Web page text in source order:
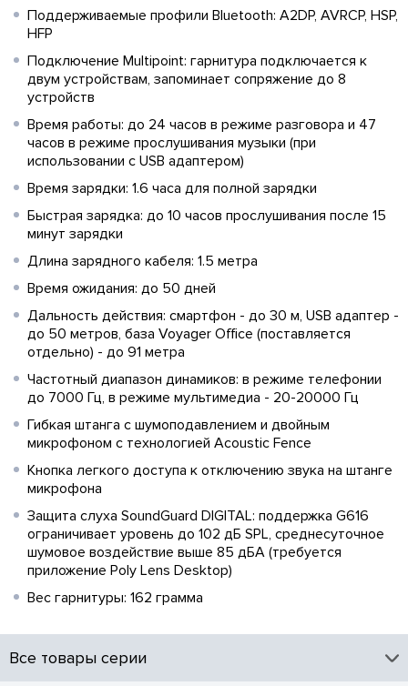
Поддерживаемые профили Bluetooth: A2DP, AVRCP, HSP,
HFP
Подключение Multipoint: гарнитура подключается к
двум устройствам, запоминает сопряжение до 8
устройств
Время работы: до 24 часов в режиме разговора и 47
часов в режиме прослушивания музыки (при
использовании с USB адаптером)
Время зарядки: 1.6 часа для полной зарядки
Быстрая зарядка: до 10 часов прослушивания после 15
минут зарядки
Длина зарядного кабеля: 1.5 метра
Время ожидания: до 50 дней
Дальность действия: смартфон - до 30 м, USB адаптер -
до 50 метров, база Voyager Office (поставляется
отдельно) - до 91 метра
Частотный диапазон динамиков: в режиме телефонии
до 7000 Гц, в режиме мультимедиа - 20-20000 Гц
Гибкая штанга с шумоподавлением и двойным
микрофоном с технологией Acoustic Fence
Кнопка легкого доступа к отключению звука на штанге
микрофона
Защита слуха SoundGuard DIGITAL: поддержка G616
ограничивает уровень до 102 дБ SPL, среднесуточное
шумовое воздействие выше 85 дБА (требуется
приложение Poly Lens Desktop)
Вес гарнитуры: 162 грамма
Все товары серии